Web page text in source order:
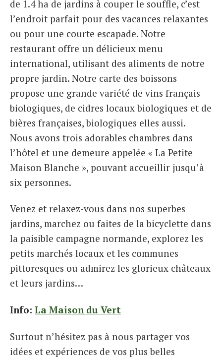
de 1.4 ha de jardins à couper le souffle, c’est
l’endroit parfait pour des vacances relaxantes
ou pour une courte escapade. Notre
restaurant offre un délicieux menu
international, utilisant des aliments de notre
propre jardin. Notre carte des boissons
propose une grande variété de vins français
biologiques, de cidres locaux biologiques et de
bières françaises, biologiques elles aussi.
Nous avons trois adorables chambres dans
l’hôtel et une demeure appelée « La Petite
Maison Blanche », pouvant accueillir jusqu’à
six personnes.
Venez et relaxez-vous dans nos superbes
jardins, marchez ou faites de la bicyclette dans
la paisible campagne normande, explorez les
petits marchés locaux et les communes
pittoresques ou admirez les glorieux châteaux
et leurs jardins…
Info: La Maison du Vert
Surtout n’hésitez pas à nous partager vos
idées et expériences de vos plus belles